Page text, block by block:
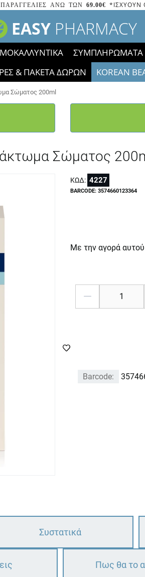
ΑΝΩ ΤΩΝ 69.00€ *ΙΣΧΥΟΥΝ
EASY PHARMACY
ΣΥΜΠΛΗΡΩΜΑΤΑ
& ΠΑΚΕΤΑ ΔΩΡΩΝ
KOREAN
των εκπτώσεων έφυγαν, οι
Σώματος 200ml
Σώματος
ΚΩΔ: 4227
BARCODE: 3574660123364
Με την αγορά
Barcode:
Συστατικά
Πως θα το